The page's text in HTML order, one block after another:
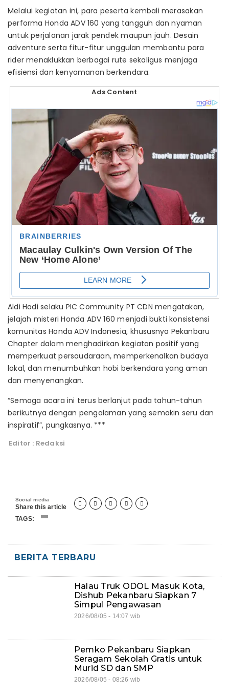
Melalui kegiatan ini, para peserta kembali merasakan
performa Honda ADV 160 yang tangguh dan nyaman
untuk perjalanan jarak pendek maupun jauh. Desain
adventure serta fitur-fitur unggulan membantu para
rider menaklukkan berbagai rute sekaligus menjaga
efisiensi dan kenyamanan berkendara.
Ads Content
Aldi Hadi selaku PIC Community PT CDN mengatakan,
jelajah misteri Honda ADV 160 menjadi bukti konsistensi
komunitas Honda ADV Indonesia, khususnya Pekanbaru
Chapter dalam menghadirkan kegiatan positif yang
memperkuat persaudaraan, memperkenalkan budaya
lokal, dan menumbuhkan hobi berkendara yang aman
dan menyenangkan.
“Semoga acara ini terus berlanjut pada tahun-tahun
berikutnya dengan pengalaman yang semakin seru dan
inspiratif”, pungkasnya. ***
Editor : Redaksi
Social media
Share this article     
TAGS:
BERITA TERBARU
Halau Truk ODOL Masuk Kota,
Dishub Pekanbaru Siapkan 7
Simpul Pengawasan
2026/08/05 - 14:07 wib
Pemko Pekanbaru Siapkan
Seragam Sekolah Gratis untuk
Murid SD dan SMP
2026/08/05 - 08:26 wib